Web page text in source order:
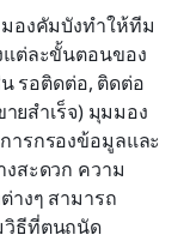
องคัมบังทำให้ทีม
ต่ละขั้นตอนของ
รอติดต่อ, ติดต่อ
ยสำเร็จ) มุมมอง
ารกรองข้อมูลและ
งสะดวก ความ
งๆ สามารถ
วิธีที่ตนถนัด